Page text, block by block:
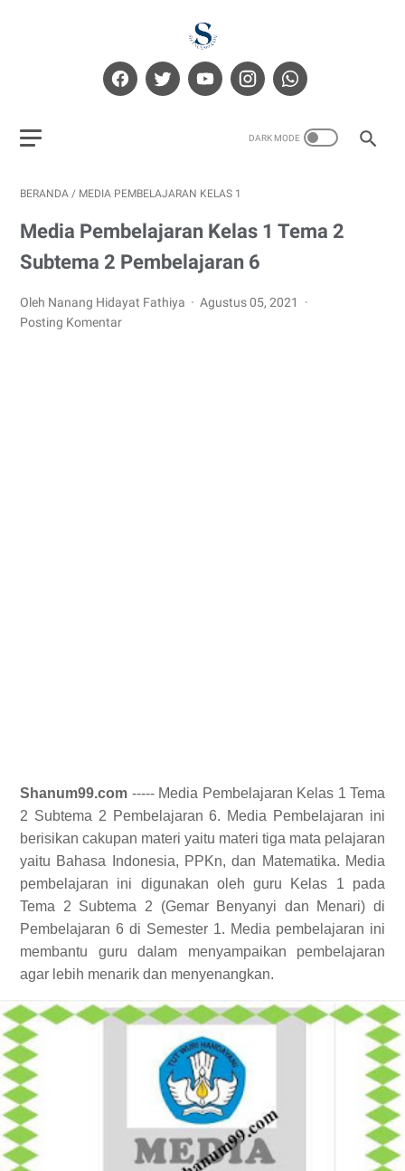
BERANDA / MEDIA PEMBELAJARAN KELAS 1
Media Pembelajaran Kelas 1 Tema 2
Subtema 2 Pembelajaran 6
Oleh Nanang Hidayat Fathiya
Agustus 05, 2021
Posting Komentar
Shanum99.com ----- Media Pembelajaran Kelas 1 Tema
2 Subtema 2 Pembelajaran 6. Media Pembelajaran ini
berisikan cakupan materi yaitu materi tiga mata pelajaran
yaitu Bahasa Indonesia, PPKn, dan Matematika. Media
pembelajaran ini digunakan oleh guru Kelas 1 pada
Tema 2 Subtema 2 (Gemar Benyanyi dan Menari) di
Pembelajaran 6 di Semester 1. Media pembelajaran ini
membantu guru dalam menyampaikan pembelajaran
agar lebih menarik dan menyenangkan.